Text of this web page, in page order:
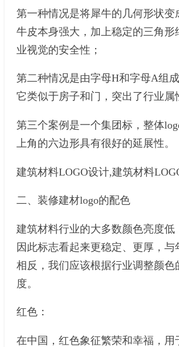
第一种情况是将犀牛的几何形状变
牛皮本身强大，加上稳定的三角形
业视觉的安全性；
第二种情况是由字母H和字母A组
它类似于房子和门，突出了行业属
第三个案例是一个集团标，整体
上角的六边形具有很好的延展性。
建筑材料LOGO设计,建筑材料
二、装修建材logo的配色
建筑材料行业的大多数颜色亮度低
因此标志看起来更稳定、更厚，与
相反，我们应该根据行业调整颜色
度。
红色：
在中国，红色象征繁荣和幸福，用